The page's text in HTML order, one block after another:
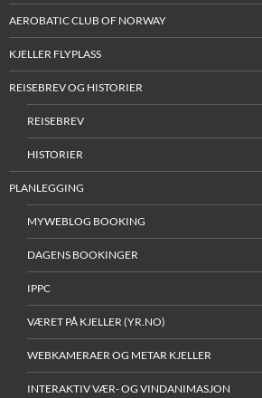
AEROBATIC CLUB OF NORWAY
KJELLER FLYPLASS
REISEBREV OG HISTORIER
REISEBREV
HISTORIER
PLANLEGGING
MYWEBLOG BOOKING
DAGENS BOOKINGER
IPPC
VÆRET PÅ KJELLER (YR.NO)
WEBKAMERAER OG METAR KJELLER
INTERAKTIV VÆR- OG VINDANIMASJON